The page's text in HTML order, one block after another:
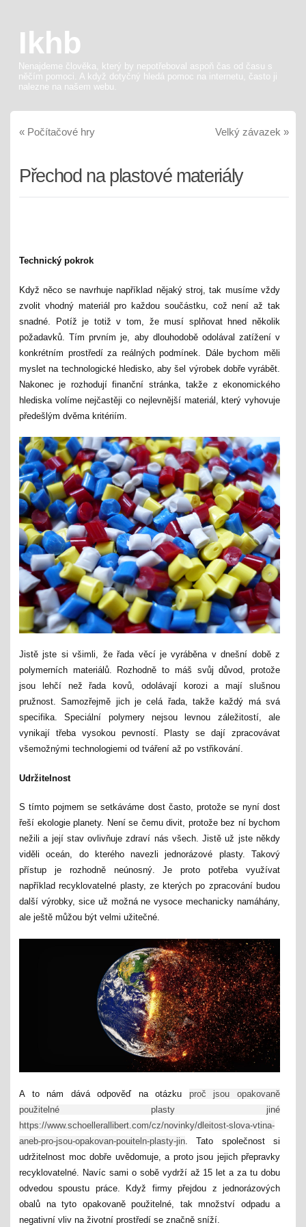
Ikhb
Nenajdeme člověka, který by nepotřeboval aspoň čas od času s
něčím pomoci. A když dotyčný hledá pomoc na internetu, často ji
nalezne na našem webu.
« Počítačové hry Velký závazek »
Přechod na plastové materiály
Technický pokrok
Když něco se navrhuje například nějaký stroj, tak musíme vždy
zvolit vhodný materiál pro každou součástku, což není až tak
snadné. Potíž je totiž v tom, že musí splňovat hned několik
požadavků. Tím prvním je, aby dlouhodobě odolával zatížení v
konkrétním prostředí za reálných podmínek. Dále bychom měli
myslet na technologické hledisko, aby šel výrobek dobře vyrábět.
Nakonec je rozhodují finanční stránka, takže z ekonomického
hlediska volíme nejčastěji co nejlevnější materiál, který vyhovuje
předešlým dvěma kritériím.
Jistě jste si všimli, že řada věcí je vyráběna v dnešní době z
polymerních materiálů. Rozhodně to máš svůj důvod, protože
jsou lehčí než řada kovů, odolávají korozi a mají slušnou
pružnost. Samozřejmě jich je celá řada, takže každý má svá
specifika. Speciální polymery nejsou levnou záležitostí, ale
vynikají třeba vysokou pevností. Plasty se dají zpracovávat
všemožnými technologiemi od tváření až po vstřikování.
Udržitelnost
S tímto pojmem se setkáváme dost často, protože se nyní dost
řeší ekologie planety. Není se čemu divit, protože bez ní bychom
nežili a její stav ovlivňuje zdraví nás všech. Jistě už jste někdy
viděli oceán, do kterého navezli jednorázové plasty. Takový
přístup je rozhodně neúnosný. Je proto potřeba využívat
například recyklovatelné plasty, ze kterých po zpracování budou
další výrobky, sice už možná ne vysoce mechanicky namáhány,
ale ještě můžou být velmi užitečné.
A to nám dává odpověď na otázku proč jsou opakovaně
použitelné plasty jiné
https://www.schoellerallibert.com/cz/novinky/dleitost-slova-vtina-
aneb-pro-jsou-opakovan-pouiteln-plasty-jin . Tato společnost si
udržitelnost moc dobře uvědomuje, a proto jsou jejich přepravky
recyklovatelné. Navíc sami o sobě vydrží až 15 let a za tu dobu
odvedou spoustu práce. Když firmy přejdou z jednorázových
obalů na tyto opakovaně použitelné, tak množství odpadu a
negativní vliv na životní prostředí se značně sníží.